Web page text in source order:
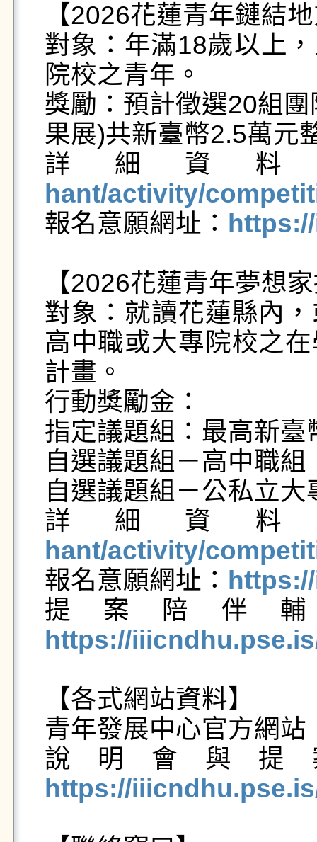
【2026花蓮青年鏈結
對象：年滿18歲以上
院校之青年。
獎勵：預計徵選20組
果展)共新臺幣2.5萬元
詳細資
hant/activity/
報名意願網址：
【2026花蓮青年夢想
對象：就讀花蓮縣內
高中職或大專院校之
計畫。
行動獎勵金：
指定議題組：最高新臺
自選議題組－高中職
自選議題組－公私立
詳細資
hant/activity/
報名意願網址：
提案陪伴
https://
【各式網站資料】
青年發展中心官方網站
說明會與提
https://